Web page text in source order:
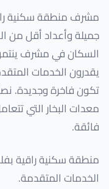
مشرف منطقة سكنية
جميلة وأعداد أقل من
السكان في مشرف
يقدرون الخدمات
معدات البخار التي
فائقة.
منطقة سكنية راقية
الخدمات المتقدمة.